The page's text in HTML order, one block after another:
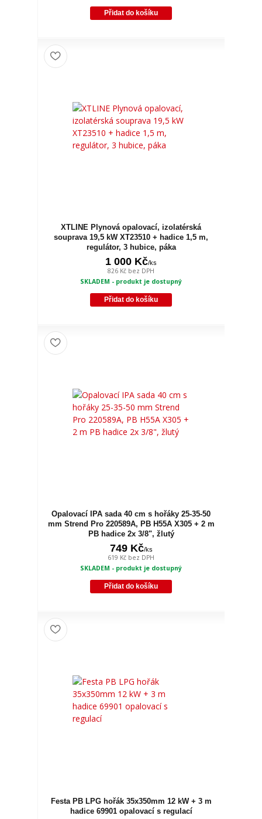
Přidat do košíku
XTLINE Plynová opalovací, izolatérská
souprava 19,5 kW XT23510 + hadice 1,5 m,
regulátor, 3 hubice, páka
1 000 Kč/ks
826 Kč bez DPH
SKLADEM - produkt je dostupný
Přidat do košíku
Opalovací IPA sada 40 cm s hořáky 25-35-50
mm Strend Pro 220589A, PB H55A X305 + 2 m
PB hadice 2x 3/8", žlutý
749 Kč/ks
619 Kč bez DPH
SKLADEM - produkt je dostupný
Přidat do košíku
Festa PB LPG hořák 35x350mm 12 kW + 3 m
hadice 69901 opalovací s regulací